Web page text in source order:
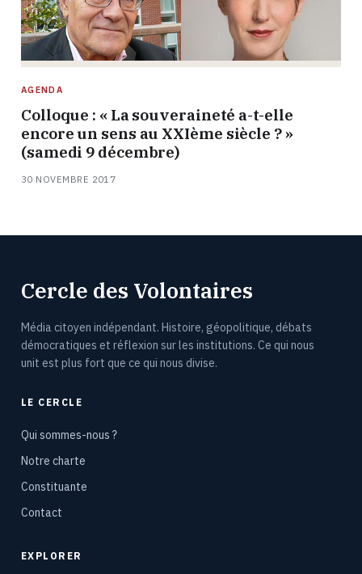
AGENDA
Colloque : « La souveraineté a-t-elle
encore un sens au XXIème siècle ? »
(samedi 9 décembre)
30 NOVEMBRE 2017
Cercle des Volontaires
Média citoyen indépendant. Histoire, géopolitique, débats
démocratiques et réflexion sur les institutions. Ce qui nous
unit est plus fort que ce qui nous divise.
LE CERCLE
Qui sommes-nous ?
Notre charte
Constituante
Contact
EXPLORER